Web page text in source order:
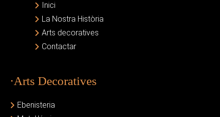
Inici
La Nostra Història
Arts decoratives
Contactar
·Arts Decoratives
Ebenisteria